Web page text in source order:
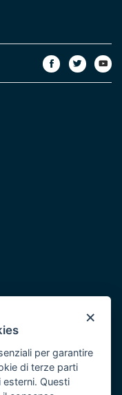
Puglia 2014/2020 -
×
per garantire
di terze parti
Questi